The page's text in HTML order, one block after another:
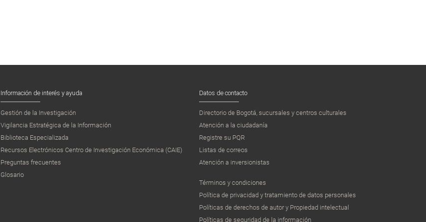
Información de interés y ayuda
Gestión de la Investigación
Vigilancia Estratégica de la Información
Biblioteca Especializada
Recursos Electrónicos Centro de Investigación Económica (CAIE)
Preguntas frecuentes
Glosario
Datos de contacto
Directorio de Bogotá, sucursales y centros culturales
Atención a la ciudadanía
Registre su PQR
Listas de correos
Atención a inversionistas
Términos y condiciones
Política de privacidad y tratamiento de datos personales
Políticas de derechos de autor y Propiedad intelectual
Políticas de seguridad de la información